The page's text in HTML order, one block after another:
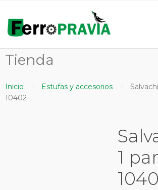
Tienda
Inicio Estufas y accesorios
10402
1